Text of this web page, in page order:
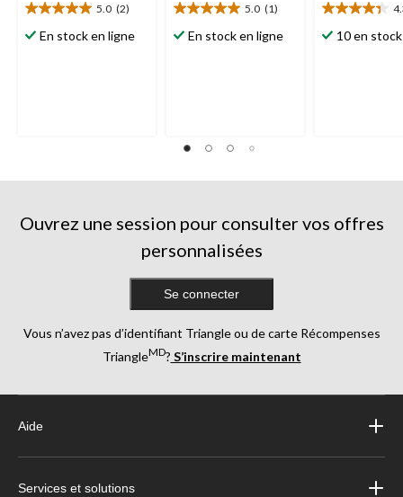
5.0 (2)
5.0
étoile(s)
En stock en ligne
5.0 (1)
5.0
étoile(s)
En stock en ligne
4.3
étoile(s)
10 en stock
Ouvrez une session pour consulter vos offres
personnalisées
Se connecter
Vous n’avez pas d’identifiant Triangle ou de carte Récompenses
TriangleMD? S’inscrire maintenant
Aide
Services et solutions